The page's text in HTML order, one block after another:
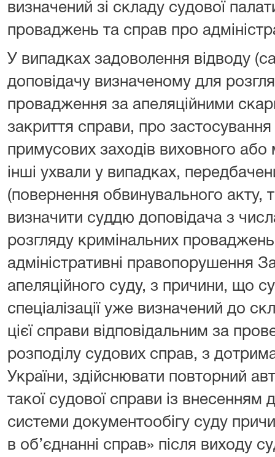
визначений зі складу судової
проваджень та справ про
У випадках задоволення відводу
доповідачу визначеному для
провадження за апеляційними
закриття справи, про
примусових заходів виховного або
інші ухвали у випадках,
(повернення обвинувального акту,
визначити суддю доповідача з
розгляду кримінальних
адміністративні правопорушення
апеляційного суду, з причини, що
спеціалізації уже визначений до
цієї справи відповідальним за
розподілу судових справ, з
України, здійснювати повторний
такої судової справи із внесенням
системи документообігу суду
в об’єднанні справ» після виходу